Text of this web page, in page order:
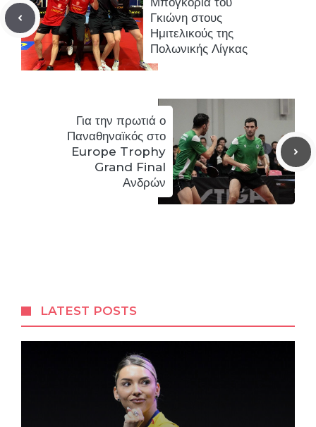
Γκιώνη στους
Ημιτελικούς της
Πολωνικής Λίγκας
Για την πρωτιά ο
Παναθηναϊκός στο
Europe Trophy
Grand Final
Ανδρών
LATEST POSTS